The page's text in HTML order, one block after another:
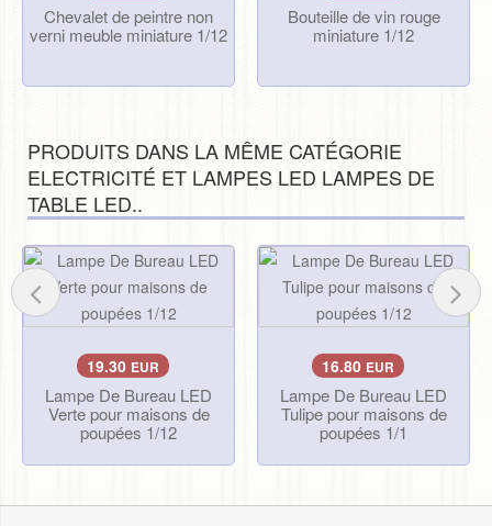
Chevalet de peintre non
verni meuble miniature 1/12
Bouteille de vin rouge
miniature 1/12
PRODUITS DANS LA MÊME CATÉGORIE
ELECTRICITÉ ET LAMPES LED LAMPES DE
TABLE LED..
19.30 EUR
Lampe De Bureau LED
Verte pour maisons de
poupées 1/12
16.80 EUR
Lampe De Bureau LED
Tulipe pour maisons de
poupées 1/1